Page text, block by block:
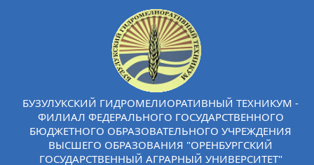
БУЗУЛУКСКИЙ ГИДРОМЕЛИОРАТИВНЫЙ ТЕХНИКУМ -
ФИЛИАЛ ФЕДЕРАЛЬНОГО ГОСУДАРСТВЕННОГО
БЮДЖЕТНОГО ОБРАЗОВАТЕЛЬНОГО УЧРЕЖДЕНИЯ
ВЫСШЕГО ОБРАЗОВАНИЯ "ОРЕНБУРГСКИЙ
ГОСУДАРСТВЕННЫЙ АГРАРНЫЙ УНИВЕРСИТЕТ"